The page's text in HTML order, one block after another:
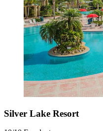
Silver Lake Resort